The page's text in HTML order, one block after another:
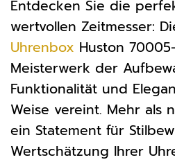
Entdecken Sie die
wertvollen Zeitmesser:
Uhrenbox Huston
Meisterwerk der
Funktionalität und
Weise vereint. Mehr als
ein Statement für
Wertschätzung Ihrer